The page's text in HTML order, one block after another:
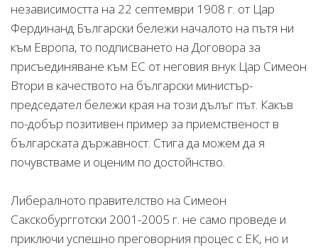
независимостта на 22 септември 1908 г. от Цар
Фердинанд Български бележи началото на пътя ни
към Европа, то подписването на Договора за
присъединяване към ЕС от неговия внук Цар Симеон
Втори в качеството на български министър-
председател бележи края на този дълъг път. Какъв
по-добър позитивен пример за приемственост в
българската държавност. Стига да можем да я
почувстваме и оценим по достойнство.
Либералното правителство на Симеон
Сакскобургготски 2001-2005 г. не само проведе и
приключи успешно преговорния процес с ЕК, но и